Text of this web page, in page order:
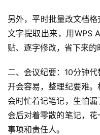
另外，平时批量改文档
文字提取出来，用WPS
贴、逐字修改，省下来的
二、会议纪要：10分钟
开会容易，整理纪要难
会时忙着记笔记，生怕
会后对着零散的笔记，
事项和责任人。